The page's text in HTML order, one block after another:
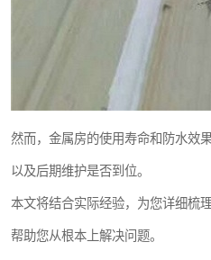
然而，金属房的使用寿命和防水效
以及后期维护是否到位。
本文将结合实际经验，为您详细梳
帮助您从根本上解决问题。